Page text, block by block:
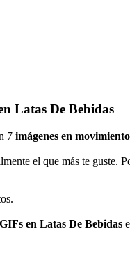
Latas De Bebidas
7 imágenes en
el que más te
GIFs en Latas De Bebidas